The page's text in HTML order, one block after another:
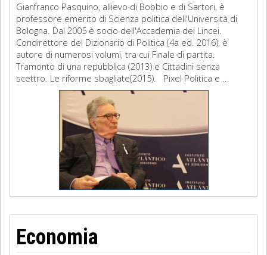
Gianfranco Pasquino, allievo di Bobbio e di Sartori, è
professore emerito di Scienza politica dell'Università di
Bologna. Dal 2005 è socio dell'Accademia dei Lincei.
Condirettore del Dizionario di Politica (4a ed. 2016), è
autore di numerosi volumi, tra cui Finale di partita.
Tramonto di una repubblica (2013) e Cittadini senza
scettro. Le riforme sbagliate(2015). Pixel Politica e ...
Economia